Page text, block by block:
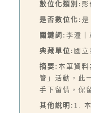
數位化類別:
是否數位化: 是
關鍵詞: 李潼｜
典藏單位: 國
摘要: 本筆資
管」活動，此
手下留情，保
其他說明: 1.